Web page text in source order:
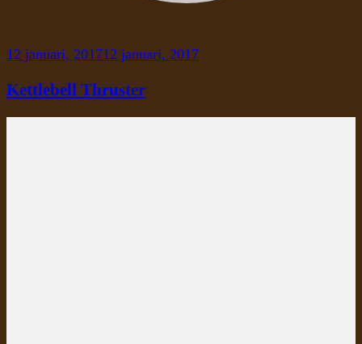
12 januari, 201712 januari, 2017
Kettlebell Thruster